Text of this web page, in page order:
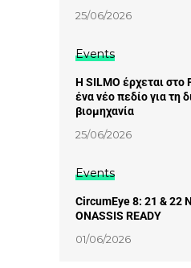
25/06/2026
Events
Η SILMO έρχεται στο
ένα νέο πεδίο για τη
βιομηχανία
25/06/2026
Events
CircumEye 8: 21 & 22
ONASSIS READY
01/06/2026